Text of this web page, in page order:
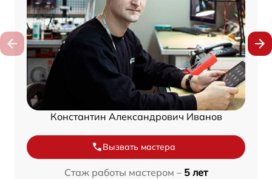
Константин Александрович Иванов
Вызвать мастера
Стаж работы мастером – 5 лет